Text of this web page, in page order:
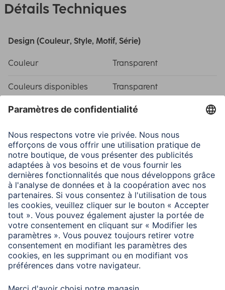
Détails Techniques
Design (Couleur, Style, Motif, Série)
Couleur Transparent
Couleurs disponibles Transparent
Ligne Super Hybrid
Caractéristiques techniques
Aide au montage EcoFrame
Matière D3O®, RPET Flexiglas
Modèle Appareil spécifique
Température Non spécifié